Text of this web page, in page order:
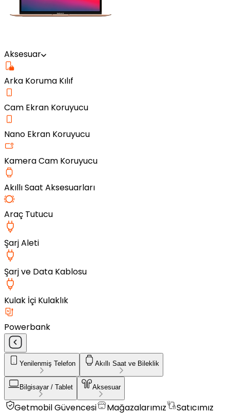
Aksesuar
Arka Koruma Kılıf
Cam Ekran Koruyucu
Nano Ekran Koruyucu
Kamera Cam Koruyucu
Akıllı Saat Aksesuarları
Araç Tutucu
Şarj Aleti
Şarj ve Data Kablosu
Kulak İçi Kulaklık
Powerbank
Yenilenmiş Telefon Akıllı Saat ve Bileklik
Bilgisayar / Tablet Aksesuar
Getmobil Güvencesi Mağazalarımız
Satıcımız